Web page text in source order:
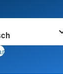
wechseln zu